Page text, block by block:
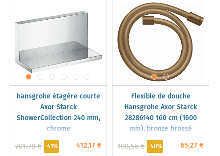
hansgrohe étagère courte
Axor Starck
ShowerCollection 240 mm,
chrome
412,17 €
701,78 € -41%
Flexible de douche
Hansgrohe Axor Starck
28286140 160 cm (1600
mm), bronze brossé
65,27 €
108,56 € -40%